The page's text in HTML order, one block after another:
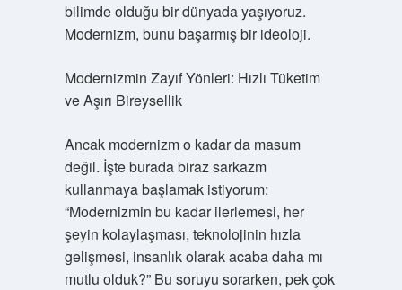
bilimde olduğu bir dünyada yaşıyoruz.
Modernizm, bunu başarmış bir ideoloji.
Modernizmin Zayıf Yönleri: Hızlı Tüketim
ve Aşırı Bireysellik
Ancak modernizm o kadar da masum
değil. İşte burada biraz sarkazm
kullanmaya başlamak istiyorum:
“Modernizmin bu kadar ilerlemesi, her
şeyin kolaylaşması, teknolojinin hızla
gelişmesi, insanlık olarak acaba daha mı
mutlu olduk?” Bu soruyu sorarken, pek çok